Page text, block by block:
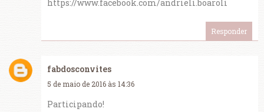
https://www.facebook.com/andrieli.boaroli
Responder
fabdosconvites
5 de maio de 2016 às 14:36
Participando!